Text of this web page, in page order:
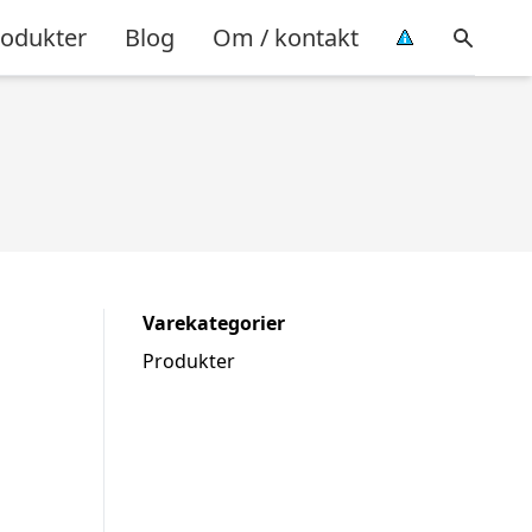
Blog Om / kontakt
Varekategorier
Produkter